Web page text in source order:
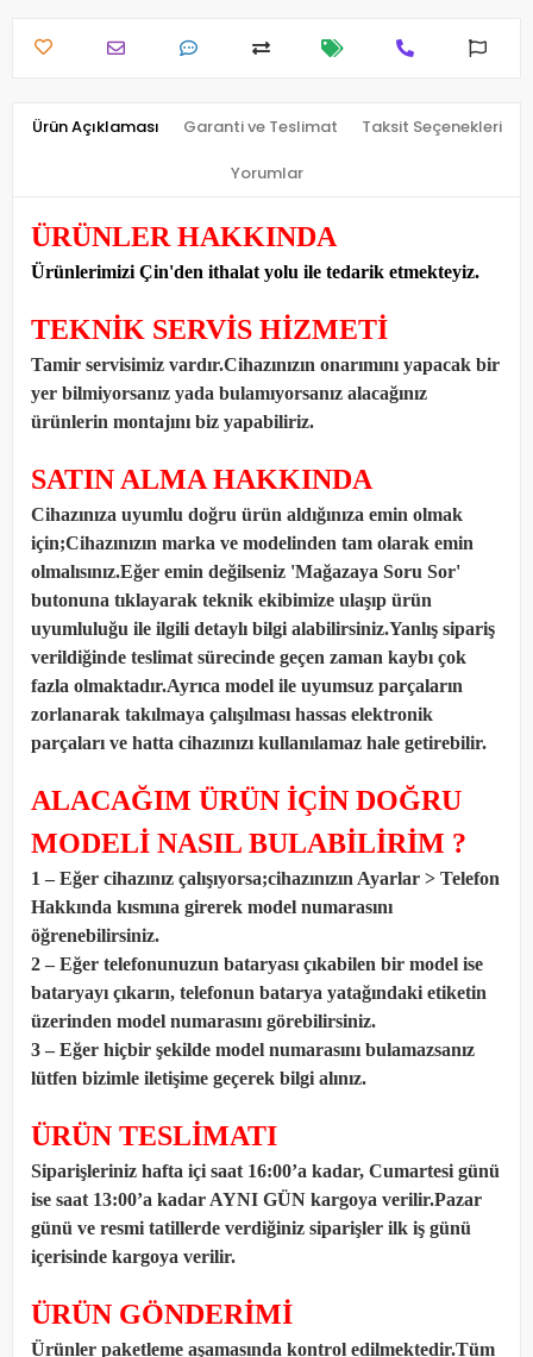
Ürün Açıklaması Garanti ve Teslimat Taksit Seçenekleri
Yorumlar
ÜRÜNLER HAKKINDA
Ürünlerimizi Çin'den ithalat yolu ile tedarik etmekteyiz.
TEKNİK SERVİS HİZMETİ
Tamir servisimiz vardır.Cihazınızın onarımını yapacak bir
yer bilmiyorsanız yada bulamıyorsanız alacağınız
ürünlerin montajını biz yapabiliriz.
SATIN ALMA HAKKINDA
Cihazınıza uyumlu doğru ürün aldığınıza emin olmak
için;Cihazınızın marka ve modelinden tam olarak emin
olmalısınız.Eğer emin değilseniz 'Mağazaya Soru Sor'
butonuna tıklayarak teknik ekibimize ulaşıp ürün
uyumluluğu ile ilgili detaylı bilgi alabilirsiniz.Yanlış sipariş
verildiğinde teslimat sürecinde geçen zaman kaybı çok
fazla olmaktadır.Ayrıca model ile uyumsuz parçaların
zorlanarak takılmaya çalışılması hassas elektronik
parçaları ve hatta cihazınızı kullanılamaz hale getirebilir.
ALACAĞIM ÜRÜN İÇİN DOĞRU
MODELİ NASIL BULABİLİRİM ?
1 – Eğer cihazınız çalışıyorsa;cihazınızın Ayarlar > Telefon
Hakkında kısmına girerek model numarasını
öğrenebilirsiniz.
2 – Eğer telefonunuzun bataryası çıkabilen bir model ise
bataryayı çıkarın, telefonun batarya yatağındaki etiketin
üzerinden model numarasını görebilirsiniz.
3 – Eğer hiçbir şekilde model numarasını bulamazsanız
lütfen bizimle iletişime geçerek bilgi alınız.
ÜRÜN TESLİMATI
Siparişleriniz hafta içi saat 16:00’a kadar, Cumartesi günü
ise saat 13:00’a kadar AYNI GÜN kargoya verilir.Pazar
günü ve resmi tatillerde verdiğiniz siparişler ilk iş günü
içerisinde kargoya verilir.
ÜRÜN GÖNDERİMİ
Ürünler paketleme aşamasında kontrol edilmektedir.Tüm